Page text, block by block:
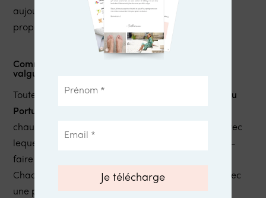
aujourd’hui, nous sommes heureuses de vous la
proposer dans plein de coloris 🙂
Comment sont fabriquées nos baskets pour hallux
valgus ?
Toutes nos baskets sont fabriquées près de
Porto au
Portugal,
chaussure pour femmes. Fondé en
, l’atelier avec
lequel nous travaillons a acquis un véritable savoir-
faire et un sens du détail au fil des décennies.
Chaque basket est cousue et montée à la main, avec
une précision d’orfèvre.